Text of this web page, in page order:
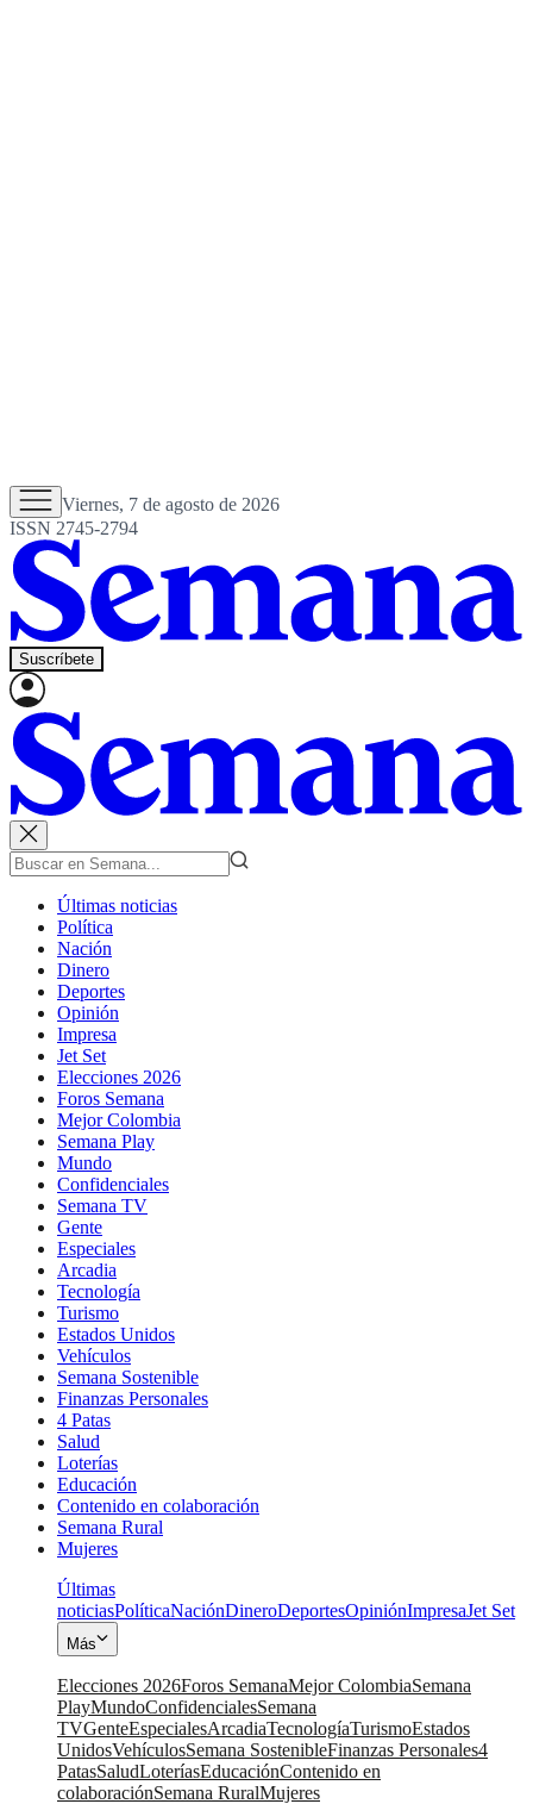
Viernes, 7 de agosto de 2026
ISSN 2745-2794
Suscríbete
Últimas noticias
Política
Nación
Dinero
Deportes
Opinión
Impresa
Jet Set
Elecciones 2026
Foros Semana
Mejor Colombia
Semana Play
Mundo
Confidenciales
Semana TV
Gente
Especiales
Arcadia
Tecnología
Turismo
Estados Unidos
Vehículos
Semana Sostenible
Finanzas Personales
4 Patas
Salud
Loterías
Educación
Contenido en colaboración
Semana Rural
Mujeres
Últimas
noticiasPolíticaNaciónDineroDeportesOpiniónImpresaJet Set
Más
Elecciones 2026Foros SemanaMejor ColombiaSemana
PlayMundoConfidencialesSemana
TVGenteEspecialesArcadiaTecnologíaTurismoEstados
UnidosVehículosSemana SostenibleFinanzas Personales4
PatasSaludLoteríasEducaciónContenido en
colaboraciónSemana RuralMujeres